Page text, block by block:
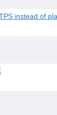
instead of